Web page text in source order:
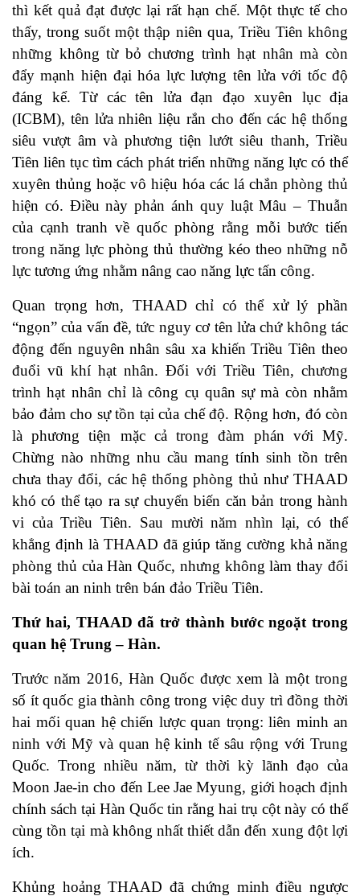
thì kết quả đạt được lại rất hạn chế. Một thực tế cho
thấy, trong suốt một thập niên qua, Triều Tiên không
những không từ bỏ chương trình hạt nhân mà còn
đẩy mạnh hiện đại hóa lực lượng tên lửa với tốc độ
đáng kể. Từ các tên lửa đạn đạo xuyên lục địa
(ICBM), tên lửa nhiên liệu rắn cho đến các hệ thống
siêu vượt âm và phương tiện lướt siêu thanh, Triều
Tiên liên tục tìm cách phát triển những năng lực có thể
xuyên thủng hoặc vô hiệu hóa các lá chắn phòng thủ
hiện có. Điều này phản ánh quy luật Mâu – Thuẫn
của cạnh tranh về quốc phòng rằng mỗi bước tiến
trong năng lực phòng thủ thường kéo theo những nỗ
lực tương ứng nhằm nâng cao năng lực tấn công.
Quan trọng hơn, THAAD chỉ có thể xử lý phần
“ngọn” của vấn đề, tức nguy cơ tên lửa chứ không tác
động đến nguyên nhân sâu xa khiến Triều Tiên theo
đuổi vũ khí hạt nhân. Đối với Triều Tiên, chương
trình hạt nhân chỉ là công cụ quân sự mà còn nhằm
bảo đảm cho sự tồn tại của chế độ. Rộng hơn, đó còn
là phương tiện mặc cả trong đàm phán với Mỹ.
Chừng nào những nhu cầu mang tính sinh tồn trên
chưa thay đổi, các hệ thống phòng thủ như THAAD
khó có thể tạo ra sự chuyển biến căn bản trong hành
vi của Triều Tiên. Sau mười năm nhìn lại, có thể
khẳng định là THAAD đã giúp tăng cường khả năng
phòng thủ của Hàn Quốc, nhưng không làm thay đổi
bài toán an ninh trên bán đảo Triều Tiên.
Thứ hai, THAAD đã trở thành bước ngoặt trong
quan hệ Trung – Hàn.
Trước năm 2016, Hàn Quốc được xem là một trong
số ít quốc gia thành công trong việc duy trì đồng thời
hai mối quan hệ chiến lược quan trọng: liên minh an
ninh với Mỹ và quan hệ kinh tế sâu rộng với Trung
Quốc. Trong nhiều năm, từ thời kỳ lãnh đạo của
Moon Jae-in cho đến Lee Jae Myung, giới hoạch định
chính sách tại Hàn Quốc tin rằng hai trụ cột này có thể
cùng tồn tại mà không nhất thiết dẫn đến xung đột lợi
ích.
Khủng hoảng THAAD đã chứng minh điều ngược